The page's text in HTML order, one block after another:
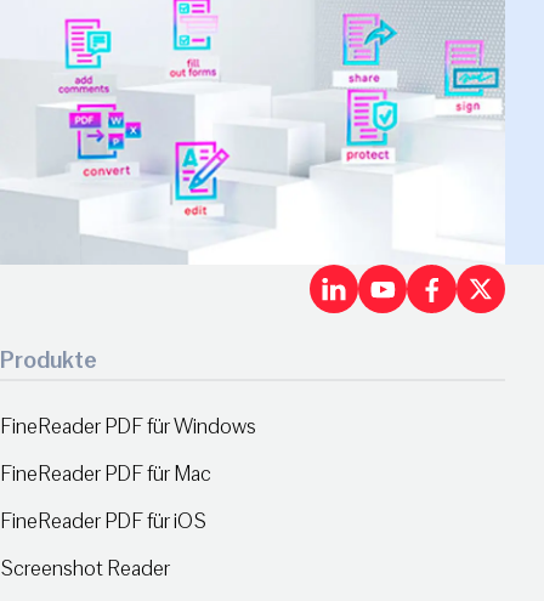
LinkedInX
Produkte
FineReader PDF für Windows
FineReader PDF für Mac
FineReader PDF für iOS
Screenshot Reader